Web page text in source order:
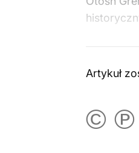
Artykuł
© ℗